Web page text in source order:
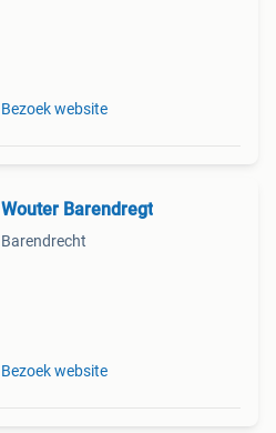
Bezoek website
Wouter Barendregt
Barendrecht
Bezoek website